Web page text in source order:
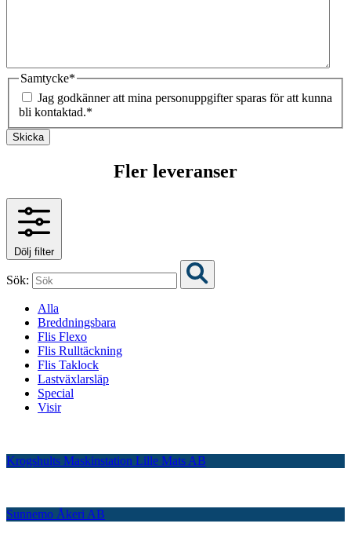
Samtycke*
Jag godkänner att mina personuppgifter sparas för att kunna
bli kontaktad.*
Skicka
Fler leveranser
Dölj filter
Sök:
Alla
Breddningsbara
Flis Flexo
Flis Rulltäckning
Flis Taklock
Lastväxlarsläp
Special
Visir
Krogshults Maskinstation Lille Mats AB
Sunnemo Åkeri AB